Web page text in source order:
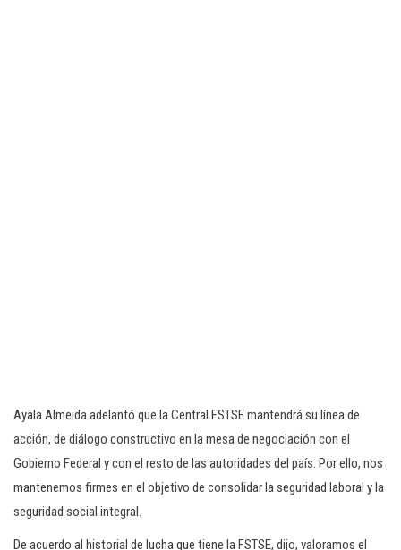
Ayala Almeida adelantó que la Central FSTSE mantendrá su línea de
acción, de diálogo constructivo en la mesa de negociación con el
Gobierno Federal y con el resto de las autoridades del país. Por ello, nos
mantenemos firmes en el objetivo de consolidar la seguridad laboral y la
seguridad social integral.
De acuerdo al historial de lucha que tiene la FSTSE, dijo, valoramos el